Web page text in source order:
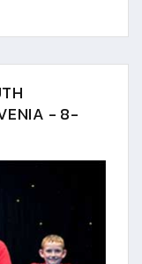
- 8-